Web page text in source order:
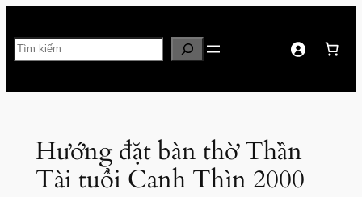
đến
phần
Tìm
Hướng đặt bàn thờ Thần
Tài tuổi Canh Thìn 2000